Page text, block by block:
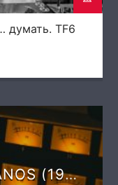
думать. TF6
(19